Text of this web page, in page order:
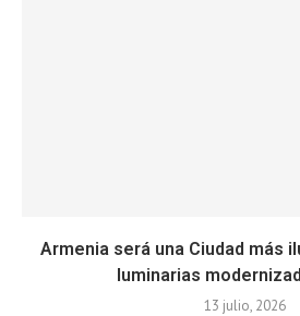
Armenia será una Ciudad más
luminarias
13 julio, 2026